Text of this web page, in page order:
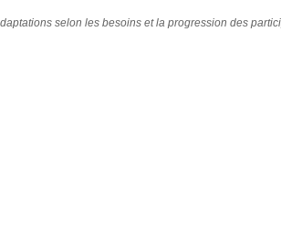
selon les besoins et la progression des